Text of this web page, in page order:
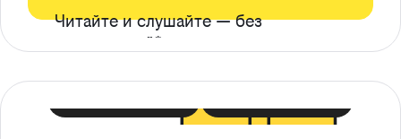
Читайте и слушайте — без
ограничений*